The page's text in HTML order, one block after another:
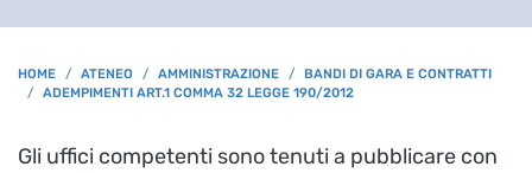
BREADCRUMB
HOME ATENEO AMMINISTRAZIONE
BANDI DI GARA E CONTRATTI
ADEMPIMENTI ART.1 COMMA 32 LEGGE 190/2012
Gli uffici competenti sono tenuti a pubblicare con